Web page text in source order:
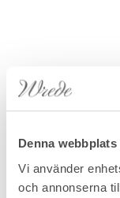
Denna
Vi använder
och annonserna